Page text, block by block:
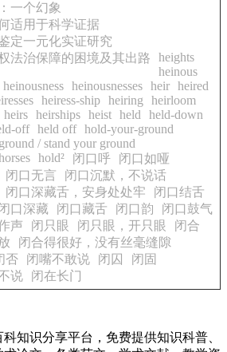
一个幻象
适用于科学证据
定一元化实证研究
法治保障的困境及其出路
heights
heinous
heinousness heinousnesses heir heired
heiress-ship heiring
heirloom
heirs heirships heist held
held-down
off held off hold-your-ground
/ stand your ground
hold² 闭口呼
闭口如哑
闭口无言
闭口沉默，不说话
闭口深藏舌，安身处处牢
闭口结舌
口深藏
闭口藏舌 闭口韵
闭口鼓气
声
闭只眼 闭只眼，开只眼
闭合
闭合得很好，没有丝毫缝隙
否 闭嘴不敢说 闭囚
闭固
说
闭在长门
知识分享平台，免费提供知识科普、